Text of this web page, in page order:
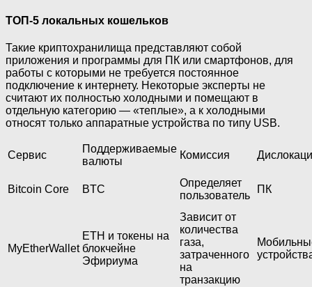
ТОП-5 локальных кошельков
Такие криптохранилища представляют собой
приложения и программы для ПК или смартфонов, для
работы с которыми не требуется постоянное
подключение к интернету. Некоторые эксперты не
считают их полностью холодными и помещают в
отдельную категорию — «теплые», а к холодными
относят только аппаратные устройства по типу USB.
Сервис
Поддерживаемые
валюты
Комиссия
Bitcoin Core BTC
Определяет
пользователь
ПК
MyEtherWallet
ETH и токены на
блокчейне
Эфириума
Зависит от
количества
газа,
затраченного
на
транзакцию